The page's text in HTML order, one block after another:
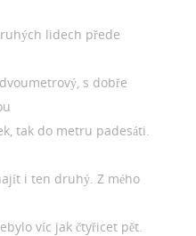
lidech přede
s dobře
tak do metru padesáti.
i ten druhý. Z mého
víc jak čtyřicet pět.